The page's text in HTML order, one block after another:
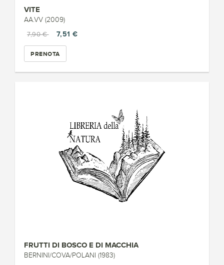
VITE
AA.VV (2009)
7,90 €
7,51 €
PRENOTA
FRUTTI DI BOSCO E DI MACCHIA
BERNINI/COVA/POLANI (1983)